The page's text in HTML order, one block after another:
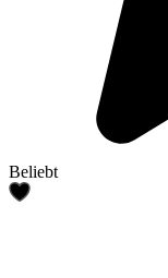
Beliebt